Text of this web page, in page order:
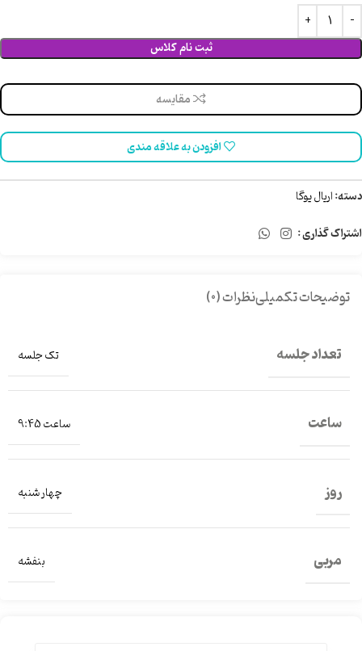
ثبت نام کلاس
مقایسه
افزودن به علاقه مندی
دسته:اریال یوگا
اشتراک گذاری :
توضیحات تکمیلینظرات (0)
تعداد جلسه تک جلسه
ساعت ساعت 9:45
روز چهار شنبه
مربی بنفشه